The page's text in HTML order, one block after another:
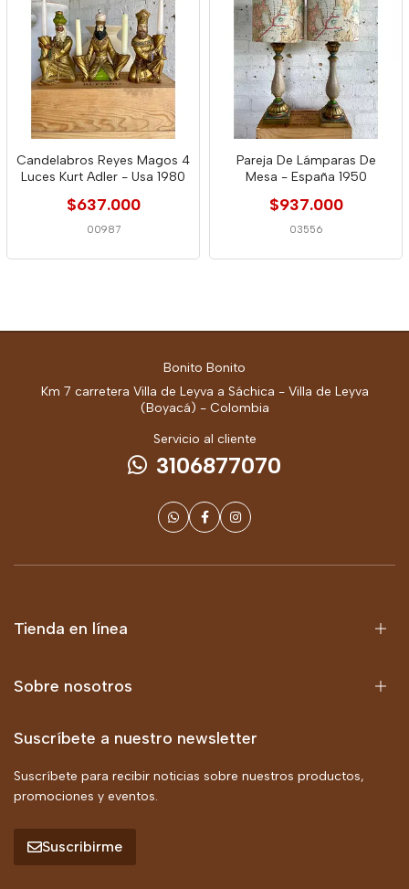
Candelabros Reyes Magos 4
Luces Kurt Adler - Usa 1980
$637.000
00987
Pareja De Lámparas De
Mesa - España 1950
$937.000
03556
Bonito Bonito
Km 7 carretera Villa de Leyva a Sáchica - Villa de Leyva
(Boyacá) - Colombia
Servicio al cliente
3106877070
Tienda en línea
Sobre nosotros
Suscríbete a nuestro newsletter
Suscríbete para recibir noticias sobre nuestros productos,
promociones y eventos.
Suscribirme